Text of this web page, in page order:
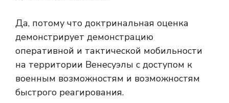
Да, потому что доктринальная оценка
демонстрирует демонстрацию
оперативной и тактической мобильности
на территории Венесуэлы с доступом к
военным возможностям и возможностям
быстрого реагирования.